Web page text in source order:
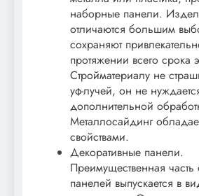
наборные панели.
отличаются большим
сохраняют
протяжении всего срока
Стройматериалу не
уф-лучей, он не
дополнительной
Металлосайдинг
свойствами.
Декоративные панели.
Преимущественная
панелей выпускается в